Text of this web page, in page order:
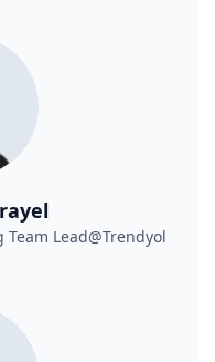
Lead@Trendyol